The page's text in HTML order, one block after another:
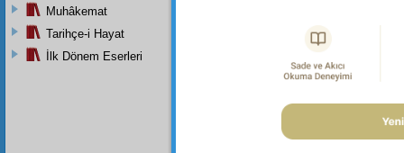
Muhâkemat
Tarihçe-i Hayat
İlk Dönem Eserleri